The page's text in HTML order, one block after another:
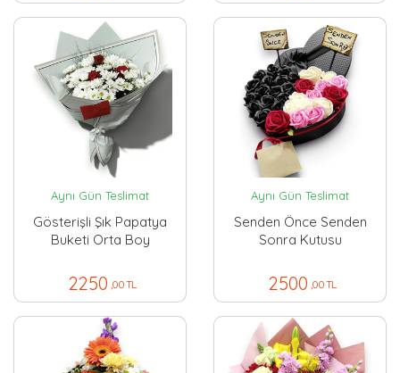
Aynı Gün Teslimat
Gösterişli Şık Papatya
Buketi Orta Boy
2250 ,00 TL
Aynı Gün Teslimat
Senden Önce Senden
Sonra Kutusu
2500 ,00 TL